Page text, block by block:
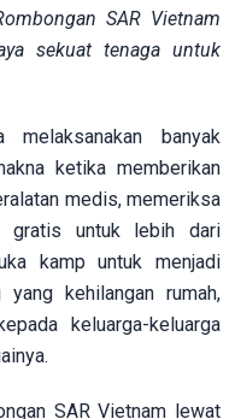
SAR Vietnam
sekuat tenaga untuk
melaksanakan banyak
ketika memberikan
medis, memeriksa
gratis untuk lebih dari
kamp untuk menjadi
kehilangan rumah,
keluarga-keluarga
SAR Vietnam lewat